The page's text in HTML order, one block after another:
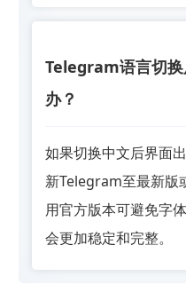
Telegram语言切
办？
如果切换中文后界面
新Telegram至最新版
用官方版本可避免字
会更加稳定和完整。